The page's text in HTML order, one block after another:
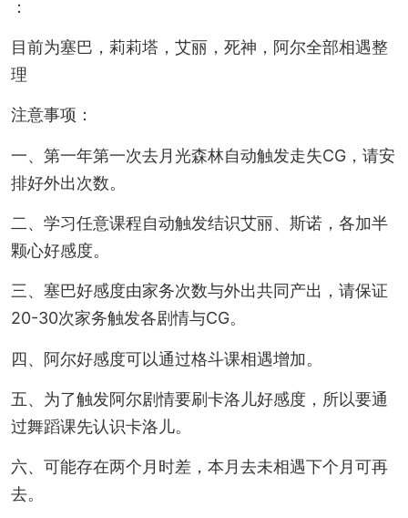
：
目前为塞巴，莉莉塔，艾丽，死神，阿尔全部相遇整
理
注意事项：
一、第一年第一次去月光森林自动触发走失CG，请安
排好外出次数。
二、学习任意课程自动触发结识艾丽、斯诺，各加半
颗心好感度。
三、塞巴好感度由家务次数与外出共同产出，请保证
20-30次家务触发各剧情与CG。
四、阿尔好感度可以通过格斗课相遇增加。
五、为了触发阿尔剧情要刷卡洛儿好感度，所以要通
过舞蹈课先认识卡洛儿。
六、可能存在两个月时差，本月去未相遇下个月可再
去。